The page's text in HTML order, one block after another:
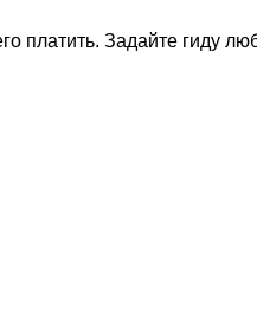
платить. Задайте гиду